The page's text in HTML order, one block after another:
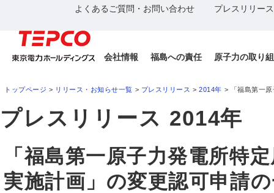
よくあるご質問・お問い合わせ プレスリリー
会社情報 福島への責任 原子力の取り
トップページ > リリース・お知らせ一覧 > プレスリリース >2014年 > 「福島第一
プレスリリース 2014年
「福島第一原子力発電所特
実施計画」の変更認可申請